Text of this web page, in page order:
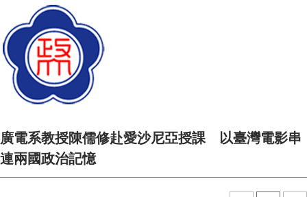
廣電系教授陳儒修赴愛沙尼亞授課 以臺灣電影串
連兩國政治記憶